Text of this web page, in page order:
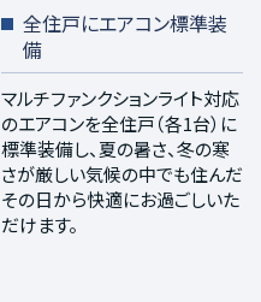
全住戸にエアコン標準装
備
マルチファンクションライト対応
のエアコンを全住戸（各1台）に
標準装備し、夏の暑さ、冬の寒
さが厳しい気候の中でも住んだ
その日から快適にお過ごしいた
だけます。